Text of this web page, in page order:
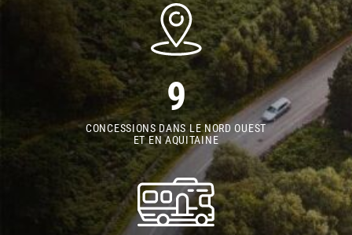
9
CONCESSIONS DANS LE NORD OUEST
ET EN AQUITAINE